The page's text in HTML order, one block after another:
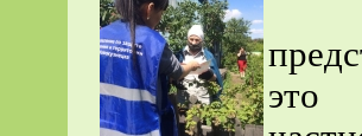
это